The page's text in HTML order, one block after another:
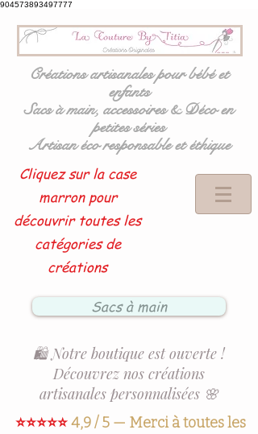
904573893497777
Créations artisanales pour bébé et
enfants
Sacs à main, accessoires & Déco en
petites séries
Artisan éco responsable et éthique
Cliquez sur la case
marron pour
découvrir toutes les
catégories de
créations
Sacs à main
🛍️ Notre boutique est ouverte !
Découvrez nos créations
artisanales personnalisées 🌸
⭐⭐⭐⭐⭐4,9 / 5 — Merci à toutes les